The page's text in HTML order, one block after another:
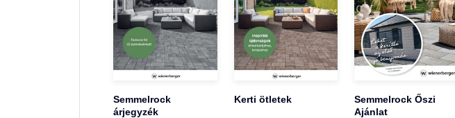
Semmelrock
árjegyzék
Kerti ötletek
Semmelrock Őszi
Ajánlat